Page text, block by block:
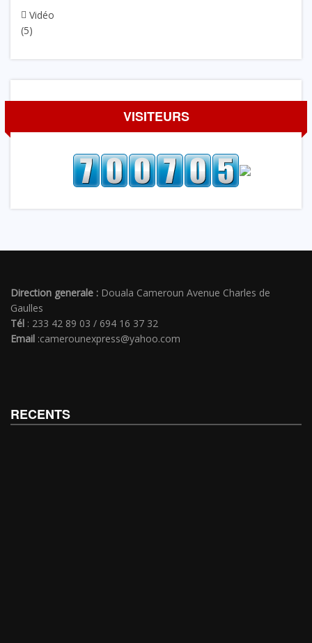
Vidéo
(5)
VISITEURS
Direction generale : Douala Cameroun Avenue Charles de
Gaulles
Tél : 233 42 89 03 / 694 16 37 32
Email :camerounexpress@yahoo.com
RECENTS